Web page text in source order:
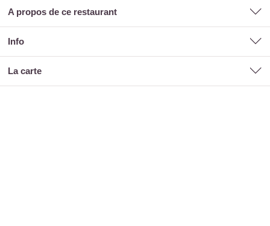
A propos de ce restaurant
Info
la carte